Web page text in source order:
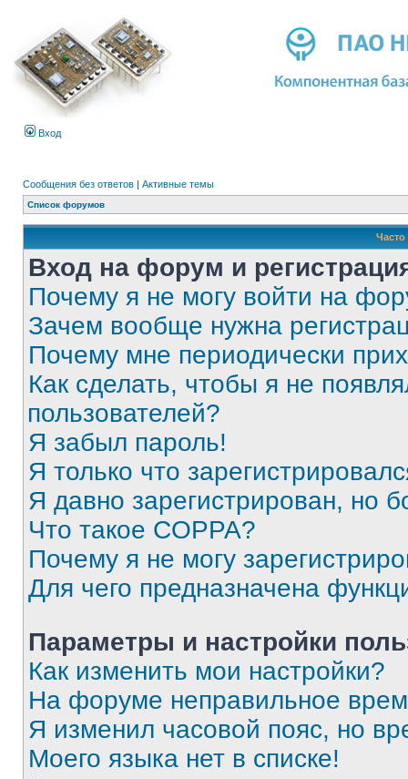
Вход
Сообщения без ответов | Активные темы
Список форумов
Вход на форум и
Почему я не могу войти на
Зачем вообще нужна
Почему мне периодически
Как сделать, чтобы я не
пользователей?
Я забыл пароль!
Я только что
Я давно зарегистрирован, но
Что такое COPPA?
Почему я не могу
Для чего предназначена
Параметры и настройки
Как изменить мои настройки?
На форуме неправильное
Я изменил часовой пояс, но
Моего языка нет в списке!